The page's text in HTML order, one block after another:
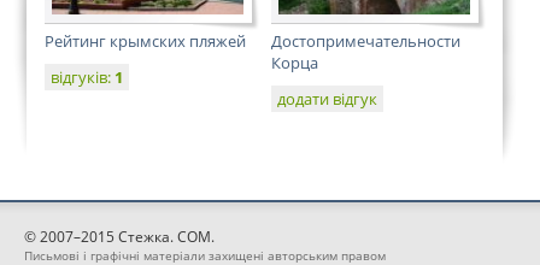
Рейтинг крымских пляжей
відгуків: 1
Достопримечательности
Корца
додати відгук
© 2007–2015 Стежка. COM.
Письмові і графічні матеріали захищені авторським правом